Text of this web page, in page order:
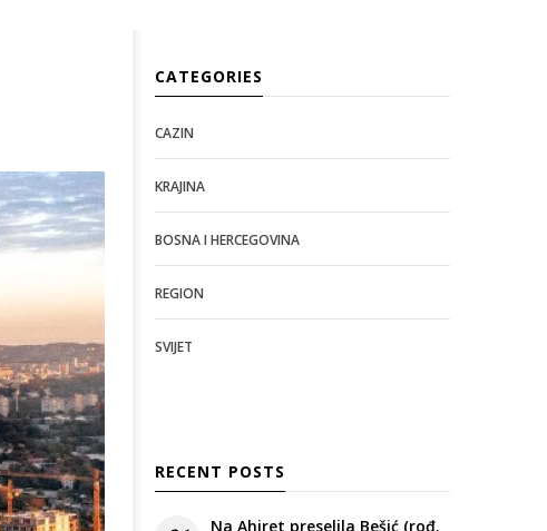
CATEGORIES
CAZIN
KRAJINA
BOSNA I HERCEGOVINA
REGION
SVIJET
RECENT POSTS
Na Ahiret preselila Bešić (rođ.